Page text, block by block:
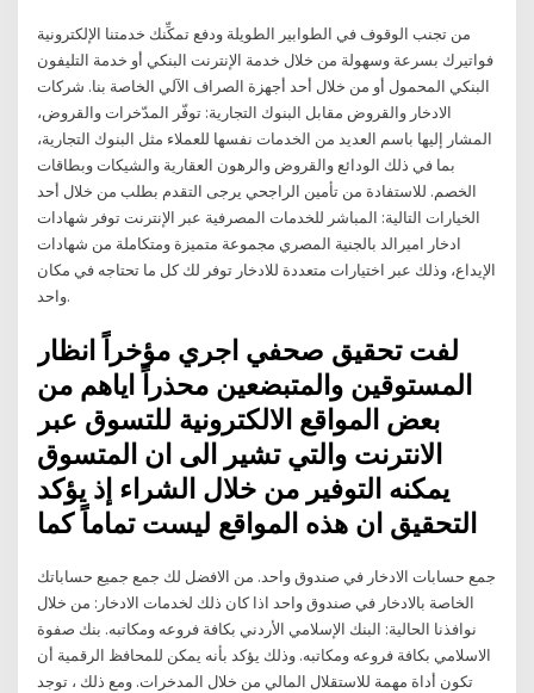
تمكِّنك خدمتنا الإلكترونية‏‎ ‎‏من تجنب الوقوف في الطوابير الطويلة ودفع
فواتيرك بسرعة وسهولة من خلال خدمة الإنترنت البنكي أو خدمة التليفون
البنكي المحمول أو من خلال أحد أجهزة الصراف الآلي الخاصة بنا. شركات
الادخار والقروض مقابل البنوك التجارية: توفّر المدّخرات والقروض،
المشار إليها باسم العديد من الخدمات نفسها للعملاء مثل البنوك التجارية،
بما في ذلك الودائع والقروض والرهون العقارية والشيكات وبطاقات
الخصم. للاستفادة من تأمين الراجحي يرجى التقدم بطلب من خلال أحد
الخيارات التالية: المباشر للخدمات المصرفية عبر الإنترنت توفر شهادات
ادخار اميرالد بالجنية المصري مجموعة متميزة ومتكاملة من شهادات
الإيداع، وذلك عبر اختيارات متعددة للادخار توفر لك كل ما تحتاجه في مكان
واحد.
لفت تحقيق صحفي اجري مؤخراً انظار
المستوقين والمتبضعين محذراً اياهم من
بعض المواقع الالكترونية للتسوق عبر
الانترنت والتي تشير الى ان المتسوق
يمكنه التوفير من خلال الشراء إذ يؤكد
التحقيق ان هذه المواقع ليست تماماً كما
جمع حسابات الادخار في صندوق واحد. من الافضل لك جمع جميع حساباتك
الخاصة بالادخار في صندوق واحد اذا كان ذلك لخدمات الادخار: من خلال
نوافذنا الحالية: البنك الإسلامي الأردني بكافة فروعه ومكاتبه. بنك صفوة
الاسلامي بكافة فروعه ومكاتبه. وذلك يؤكد بأنه يمكن للمحافظ الرقمية أن
تكون أداة مهمة للاستقلال المالي من خلال المدخرات. ومع ذلك ، توجد